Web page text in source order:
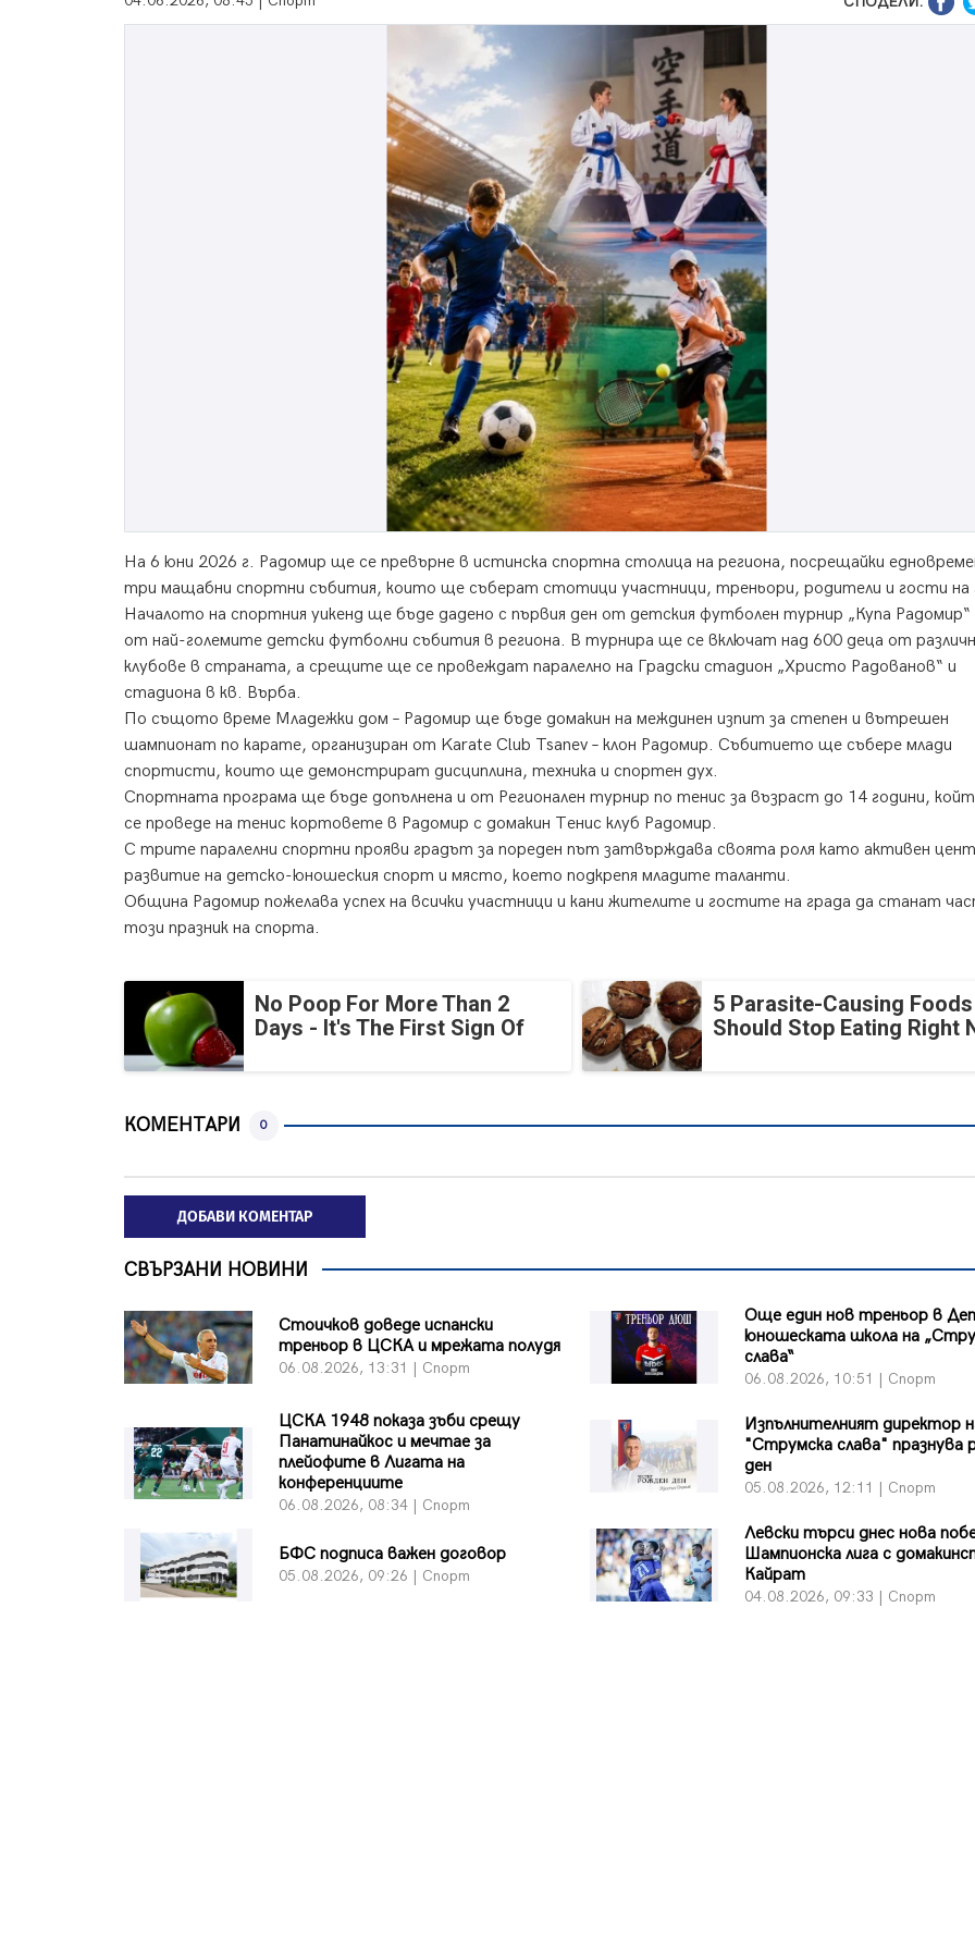
На 6 юни 2026 г. Радомир ще се превърне в истинска спортна столица на региона, посрещайки
три мащабни спортни събития, които ще съберат стотици участници, треньори, родители и гости на
Началото на спортния уикенд ще бъде дадено с първия ден от детския футболен турнир „Купа Радомир“
от най-големите детски футболни събития в региона. В турнира ще се включат над 600 деца от
клубове в страната, а срещите ще се провеждат паралелно на Градски стадион „Христо Радованов“ и
стадиона в кв. Върба.
По същото време Младежки дом – Радомир ще бъде домакин на междинен изпит за степен и вътрешен
шампионат по карате, организиран от Karate Club Tsanev – клон Радомир. Събитието ще събере млади
спортисти, които ще демонстрират дисциплина, техника и спортен дух.
Спортната програма ще бъде допълнена и от Регионален турнир по тенис за възраст до 14 години,
се проведе на тенис кортовете в Радомир с домакин Тенис клуб Радомир.
С трите паралелни спортни прояви градът за пореден път затвърждава своята роля като активен
развитие на детско-юношеския спорт и място, което подкрепя младите таланти.
Община Радомир пожелава успех на всички участници и кани жителите и гостите на града да станат
този празник на спорта.
No Poop For More Than 2
Days - It's The First Sign Of
5 Parasite-Causing
Should Stop Eating Right
КОМЕНТАРИ 0
ДОБАВИ КОМЕНТАР
СВЪРЗАНИ НОВИНИ
Стоичков доведе испански
треньор в ЦСКА и мрежата полудя
06.08.2026, 13:31 | Спорт
Още един нов треньор в
юношеската школа на
слава“
06.08.2026, 10:51 | Спорт
ЦСКА 1948 показа зъби срещу
Панатинайкос и мечтае за
плейофите в Лигата на
конференциите
06.08.2026, 08:34 | Спорт
Изпълнителният директор
"Струмска слава" празнува
ден
05.08.2026, 12:11 | Спорт
БФC подписа важен договор
05.08.2026, 09:26 | Спорт
Левски търси днес нова
Шампионска лига с
Кайрат
04.08.2026, 09:33 | Спорт